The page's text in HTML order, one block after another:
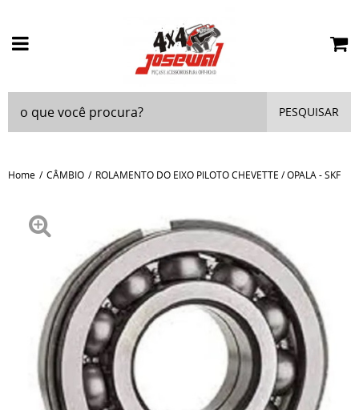
PESQUISAR
Home CÂMBIO ROLAMENTO DO EIXO PILOTO CHEVETTE / OPALA - SKF